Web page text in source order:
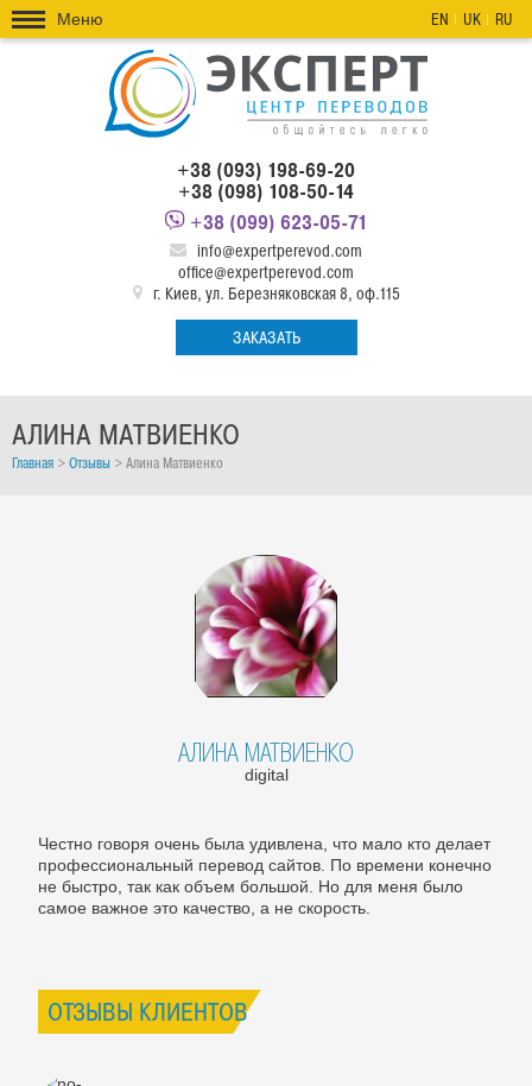
EN UK RU
+38 (093) 198-69-20
+38 (098) 108-50-14
+38 (099) 623-05-71
info@expertperevod.com
office@expertperevod.com
г. Киев, ул. Березняковская 8, оф.115
ЗАКАЗАТЬ
Меню
АЛИНА МАТВИЕНКО
Главная > Отзывы > Алина Матвиенко
АЛИНА МАТВИЕНКО
digital
Честно говоря очень была удивлена, что мало кто делает
профессиональный перевод сайтов. По времени конечно
не быстро, так как объем большой. Но для меня было
самое важное это качество, а не скорость.
ОТЗЫВЫ КЛИЕНТОВ